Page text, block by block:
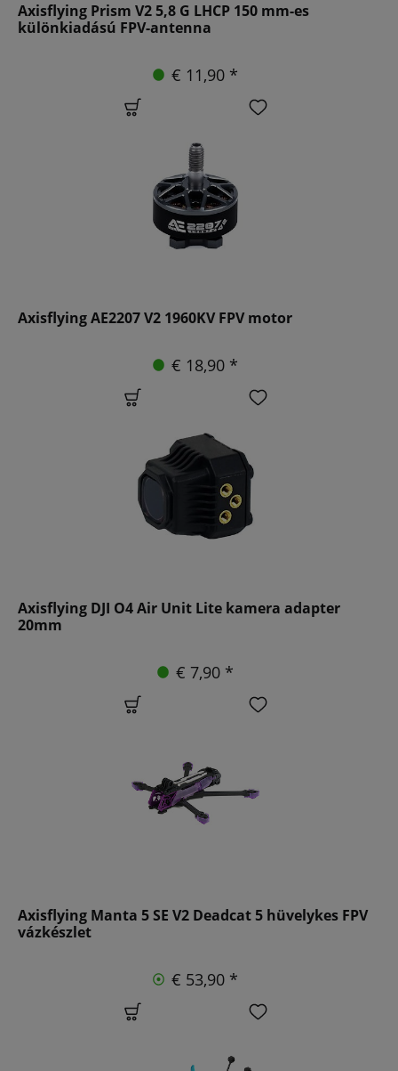
Axisflying Prism V2 5,8 G LHCP 150 mm-es
különkiadású FPV-antenna
€ 11,90 *
Axisflying AE2207 V2 1960KV FPV motor
€ 18,90 *
Axisflying DJI O4 Air Unit Lite kamera adapter
20mm
€ 7,90 *
Axisflying Manta 5 SE V2 Deadcat 5 hüvelykes FPV
vázkészlet
€ 53,90 *